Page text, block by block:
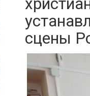
сцены